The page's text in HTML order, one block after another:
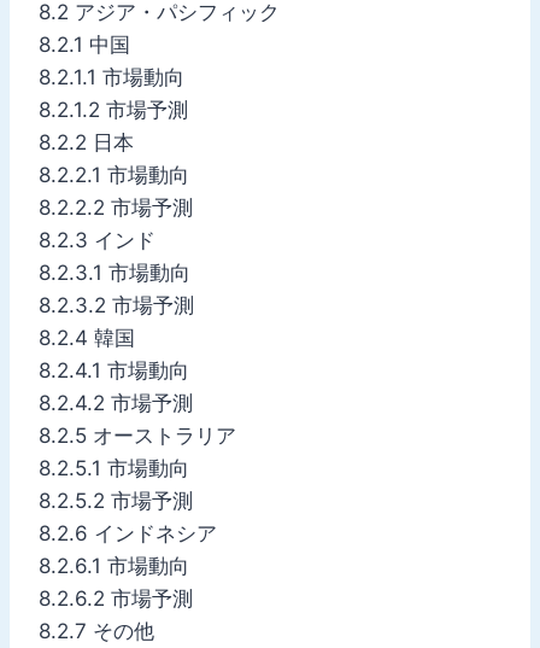
8.2 アジア・パシフィック
8.2.1 中国
8.2.1.1 市場動向
8.2.1.2 市場予測
8.2.2 日本
8.2.2.1 市場動向
8.2.2.2 市場予測
8.2.3 インド
8.2.3.1 市場動向
8.2.3.2 市場予測
8.2.4 韓国
8.2.4.1 市場動向
8.2.4.2 市場予測
8.2.5 オーストラリア
8.2.5.1 市場動向
8.2.5.2 市場予測
8.2.6 インドネシア
8.2.6.1 市場動向
8.2.6.2 市場予測
8.2.7 その他